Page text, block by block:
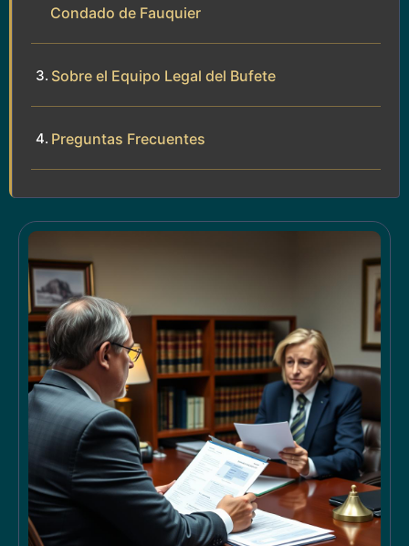
Condado de Fauquier
Sobre el Equipo Legal del Bufete
Preguntas Frecuentes